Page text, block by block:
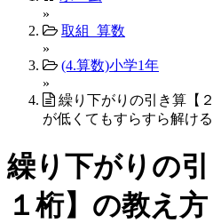
»
取組_算数
»
(4.算数)小学1年
»
繰り下がりの引き算【
が低くてもすらすら解ける
繰り下がりの
１桁】の教え